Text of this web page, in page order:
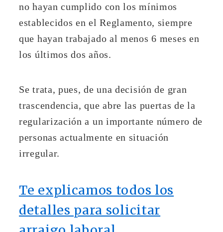
no hayan cumplido con los mínimos
establecidos en el Reglamento, siempre
que hayan trabajado al menos 6 meses en
los últimos dos años.
Se trata, pues, de una decisión de gran
trascendencia, que abre las puertas de la
regularización a un importante número de
personas actualmente en situación
irregular.
Te explicamos todos los
detalles para solicitar